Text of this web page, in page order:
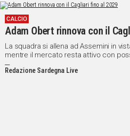
CALCIO
Adam Obert rinnova con il
La squadra si allena ad Assemini in
mentre il mercato resta attivo con
e uscita
Redazione Sardegna Live